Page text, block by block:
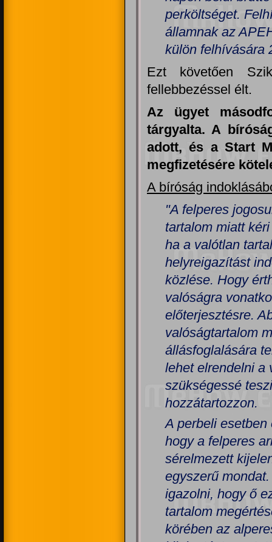
perköltséget.
államnak az
külön felhívására
Ezt követően
fellebbezéssel élt.
Az ügyet
tárgyalta. A
adott, és a Start
megfizetésére
A bíróság
"A felperes
tartalom miatt
ha a valótlan
helyreigazítást
közlése. Hogy
valóságra
előterjesztésre.
valóságtartalom
állásfoglalására
lehet elrendelni a
szükségessé
hozzátartozzon.
A perbeli
hogy a felperes
sérelmezett
egyszerű
igazolni, hogy ő
tartalom
körében az